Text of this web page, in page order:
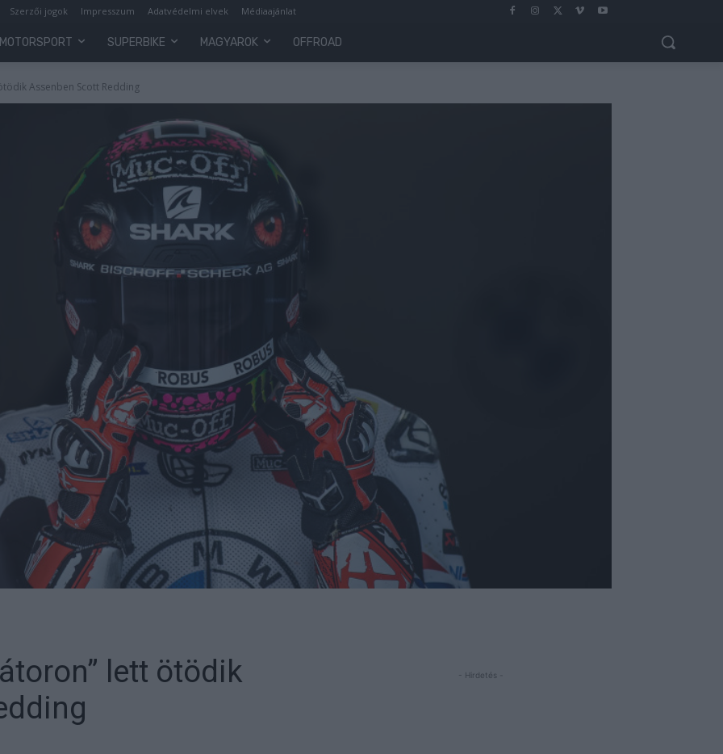
Szerzői jogok Impresszum Adatvédelmi elvek Médiaajánlat
MOTORSPORT SUPERBIKE MAGYAROK OFFROAD
Assenben Scott Redding
lett ötödik
- Hirdetés -